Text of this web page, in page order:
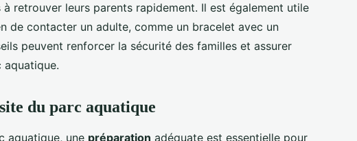
retrouver leurs parents rapidement. Il est également utile
de contacter un adulte, comme un bracelet avec un
peuvent renforcer la sécurité des familles et assurer
aquatique.
du parc aquatique
aquatique, une préparation adéquate est essentielle pour